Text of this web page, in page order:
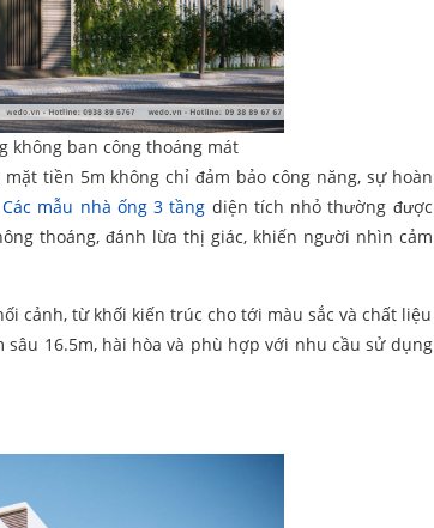
không ban công thoáng mát
tiền 5m không chỉ đảm bảo công năng, sự hoàn
Các mẫu nhà ống 3 tầng diện tích nhỏ thường được
thoáng, đánh lừa thị giác, khiến người nhìn cảm
cảnh, từ khối kiến trúc cho tới màu sắc và chất liệu
16.5m, hài hòa và phù hợp với nhu cầu sử dụng